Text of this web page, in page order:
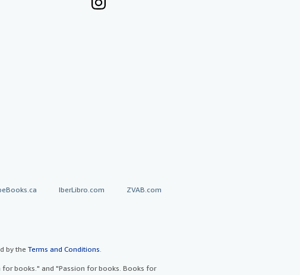
IberLibro.com ZVAB.com
by the Terms and Conditions
for books." and "Passion for books. Books for